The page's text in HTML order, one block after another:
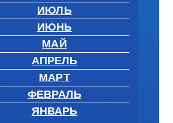
ИЮЛЬ
ИЮНЬ
МАЙ
АПРЕЛЬ
МАРТ
ФЕВРАЛЬ
ЯНВАРЬ